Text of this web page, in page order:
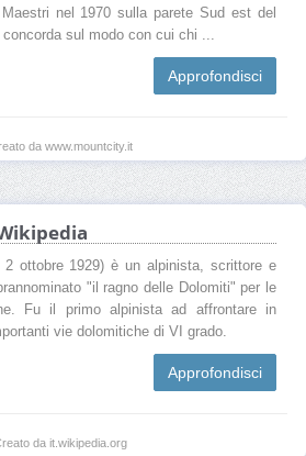
nel 1970 sulla parete Sud est del
sul modo con cui chi ...
Approfondisci
da www.mountcity.it
2 ottobre 1929) è un alpinista, scrittore e
"il ragno delle Dolomiti" per le
Fu il primo alpinista ad affrontare in
vie dolomitiche di VI grado.
Approfondisci
da it.wikipedia.org